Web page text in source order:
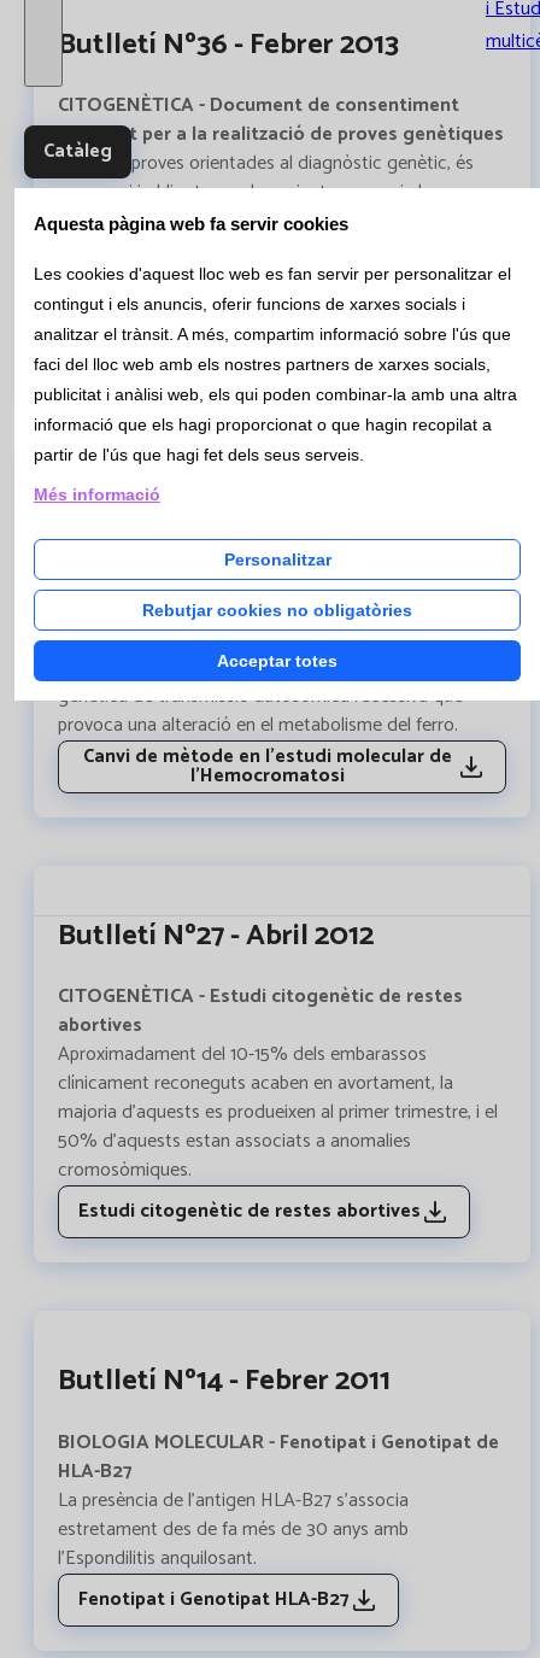
i
Catàleg
Butlletí Nº36 - Febrer 2013
CITOGENÈTICA - Document de consentiment
informat per a la realització de proves genètiques
Per a les proves orientades al diagnòstic genètic, és
necessari i obligat que els pacients coneguin les
implicacions d'aquestes proves abans de la seva
serà apropiat és el document de consentiment
informat.
Consentiment informat Proves
Genètiques
Butlletí Nº32 - Octubre 2012
BIOLOGIA MOLECULAR - Canvi de mètode per
l'estudi molecular de les mutacions del Gen HFE
relacionat amb l'Hemocromatosi hereditària
L’ Hemocromatosi hereditària (HH) és una malaltia
genètica de transmissió autosòmica recessiva que
provoca una alteració en el metabolisme del ferro.
Canvi de mètode en l'estudi molecular de
l'Hemocromatosi
Butlletí Nº27 - Abril 2012
CITOGENÈTICA - Estudi citogenètic de restes
abortives
Aproximadament del 10-15% dels embarassos
clínicament reconeguts acaben en avortament, la
majoria d’aquests es produeixen al primer trimestre, i el
50% d’aquests estan associats a anomalies
cromosòmiques.
Estudi citogenètic de restes abortives
Butlletí Nº14 - Febrer 2011
BIOLOGIA MOLECULAR - Fenotipat i Genotipat de
HLA-B27
La presència de l’antigen HLA-B27 s’associa
estretament des de fa més de 30 anys amb
l'Espondilitis anquilosant.
Fenotipat i Genotipat HLA-B27
Aquesta pàgina web fa servir cookies
Les cookies d'aquest lloc web es fan servir per personalitzar el
contingut i els anuncis, oferir funcions de xarxes socials i
analitzar el trànsit. A més, compartim informació sobre l'ús que
faci del lloc web amb els nostres partners de xarxes socials,
publicitat i anàlisi web, els qui poden combinar-la amb una altra
informació que els hagi proporcionat o que hagin recopilat a
partir de l'ús que hagi fet dels seus serveis.
Més informació
Personalitzar
Rebutjar cookies no obligatòries
Acceptar totes